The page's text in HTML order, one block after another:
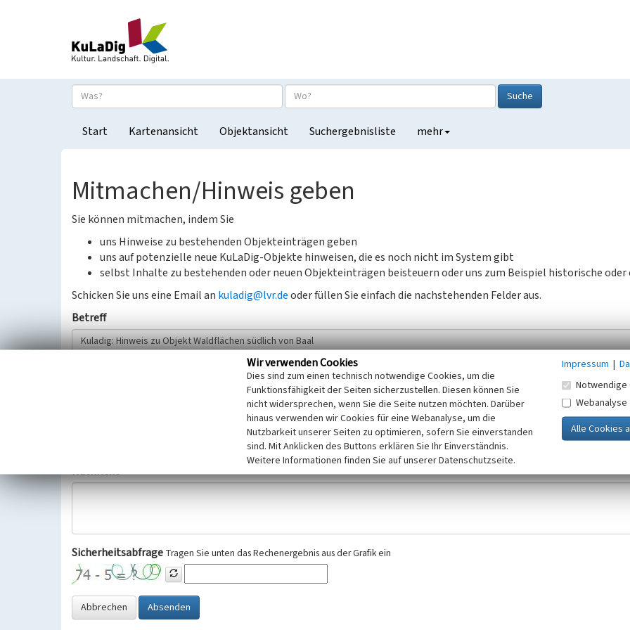
Suche
Start Kartenansicht Objektansicht Suchergebnisliste mehr
Mitmachen/Hinweis geben
Sie können mitmachen, indem Sie
uns Hinweise zu bestehenden Objekteinträgen geben
uns auf potenzielle neue KuLaDig-Objekte hinweisen, die es noch nicht im System gibt
selbst Inhalte zu bestehenden oder neuen Objekteinträgen beisteuern oder uns zum Beispiel historische oder
Schicken Sie uns eine Email an kuladig@lvr.deoder füllen Sie einfach die nachstehenden Felder aus.
Betreff
Wir bitten Sie um freiwillige Angabe Ihres Namens und Ihrer E-Mail-Adresse. Ihre Angaben werden ausschließlich im Rahmen der KuLaDig-
Selbstverständlich werden diese entsprechend der Vorschriften des Telemediengesetzes, des Datenschutzgesetzes NRW und der seit
Datenschutzgrundverordnung (EU-DSGVO) vertraulich behandelt, beachten Sie bitte unsere Hinweise zumDatenschutz
Nachricht
Sicherheitsabfrage Tragen Sie unten das Rechenergebnis aus der Grafik ein
Abbrechen Absenden
Wir verwenden Cookies
Dies sind zum einen technisch notwendige Cookies, um die
Funktionsfähigkeit der Seiten sicherzustellen. Diesen können Sie
nicht widersprechen, wenn Sie die Seite nutzen möchten. Darüber
hinaus verwenden wir Cookies für eine Webanalyse, um die
Nutzbarkeit unserer Seiten zu optimieren, sofern Sie einverstanden
sind. Mit Anklicken des Buttons erklären Sie Ihr Einverständnis.
Weitere Informationen finden Sie auf unserer Datenschutzseite.
Impressum |
Notwendige
Webanalyse